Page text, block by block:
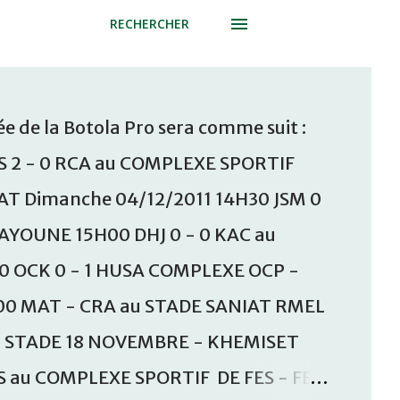
RECHERCHER
de la Botola Pro sera comme suit :
- 0 RCA au COMPLEXE SPORTIF
Dimanche 04/12/2011 14H30 JSM 0
15H00 DHJ 0 - 0 KAC au
OCK 0 - 1 HUSA COMPLEXE OCP -
MAT - CRA au STADE SANIAT RMEL
18 NOVEMBRE - KHEMISET
COMPLEXE SPORTIF DE FES - FES